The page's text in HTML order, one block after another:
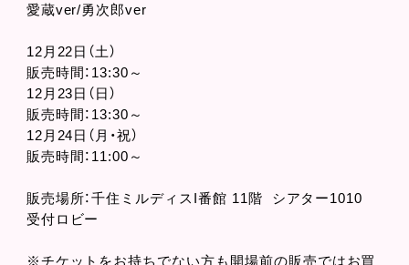
愛蔵ver/勇次郎ver
12月22日（土）
販売時間：13:30～
12月23日（日）
販売時間：13:30～
12月24日（月・祝）
販売時間：11:00～
販売場所：千住ミルディスI番館 11階 シアター1010
受付ロビー
※チケットをお持ちでない方も開場前の販売ではお買